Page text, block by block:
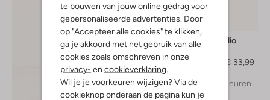
te bouwen van jouw online gedrag voor
gepersonaliseerde advertenties. Door
op "Accepteer alle cookies" te klikken,
ga je akkoord met het gebruik van alle
cookies zoals omschreven in onze
privacy- en cookieverklaring.
Wil je je voorkeuren wijzigen? Via de
cookieknop onderaan de pagina kun je
Ontdek de look
-30%
Baje Studio
€ 33,99
+ meer kleuren